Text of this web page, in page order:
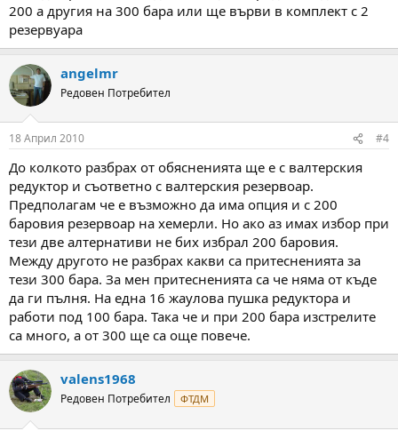
200 а другия на 300 бара или ще върви в комплект с 2
резервуара
angelmr
Редовен Потребител
18 Април 2010 #4
До колкото разбрах от обясненията ще е с валтерския
редуктор и съответно с валтерския резервоар.
Предполагам че е възможно да има опция и с 200
баровия резервоар на хемерли. Но ако аз имах избор при
тези две алтернативи не бих избрал 200 баровия.
Между другото не разбрах какви са притесненията за
тези 300 бара. За мен притесненията са че няма от къде
да ги пълня. На една 16 жаулова пушка редуктора и
работи под 100 бара. Така че и при 200 бара изстрелите
са много, а от 300 ще са още повече.
valens1968
Редовен Потребител ФТДМ